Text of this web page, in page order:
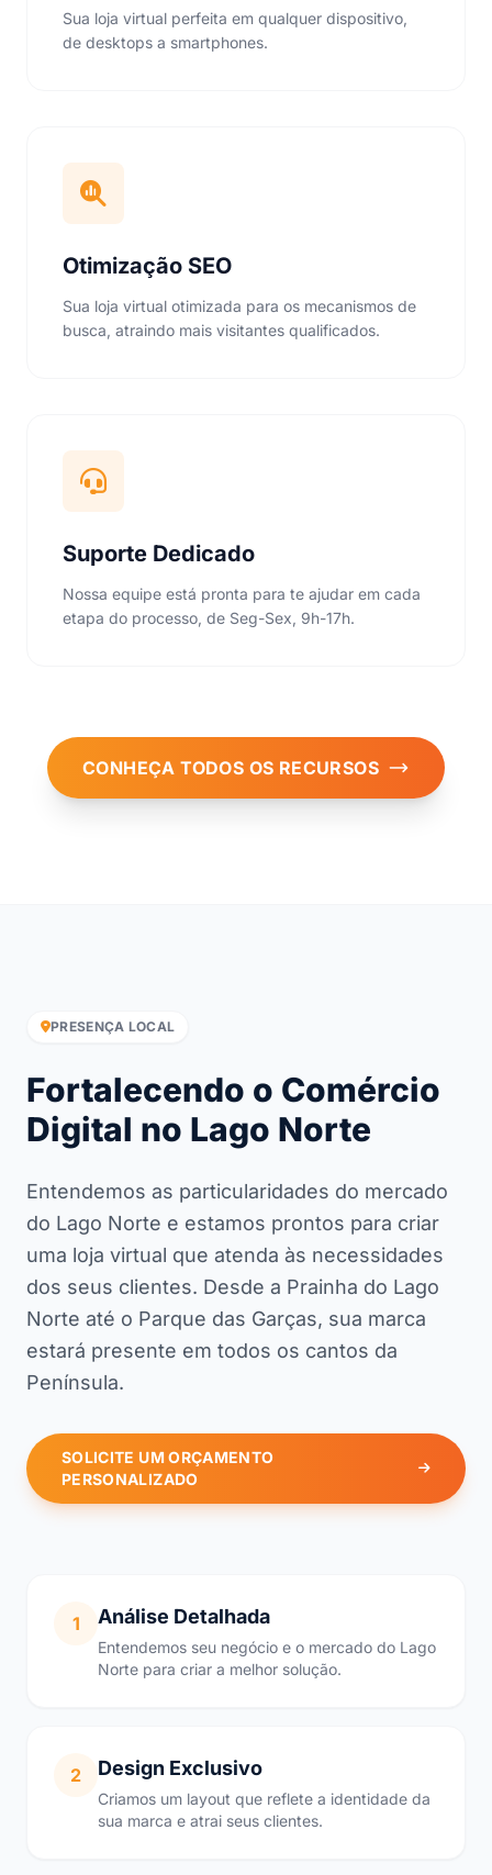
Sua loja virtual perfeita em qualquer dispositivo,
de desktops a smartphones.
Otimização SEO
Sua loja virtual otimizada para os mecanismos de
busca, atraindo mais visitantes qualificados.
Suporte Dedicado
Nossa equipe está pronta para te ajudar em cada
etapa do processo, de Seg-Sex, 9h-17h.
CONHEÇA TODOS OS RECURSOS
PRESENÇA LOCAL
Fortalecendo o Comércio
Digital no Lago Norte
Entendemos as particularidades do mercado
do Lago Norte e estamos prontos para criar
uma loja virtual que atenda às necessidades
dos seus clientes. Desde a Prainha do Lago
Norte até o Parque das Garças, sua marca
estará presente em todos os cantos da
Península.
SOLICITE UM ORÇAMENTO
PERSONALIZADO
1 Análise Detalhada
Entendemos seu negócio e o mercado do Lago
Norte para criar a melhor solução.
2 Design Exclusivo
Criamos um layout que reflete a identidade da
sua marca e atrai seus clientes.